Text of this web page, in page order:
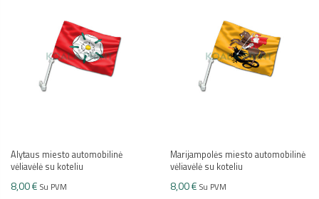
Alytaus miesto automobilinė
vėliavėlė su koteliu
8,00 € Su PVM
Marijampolės miesto automobilinė
vėliavėlė su koteliu
8,00 € Su PVM